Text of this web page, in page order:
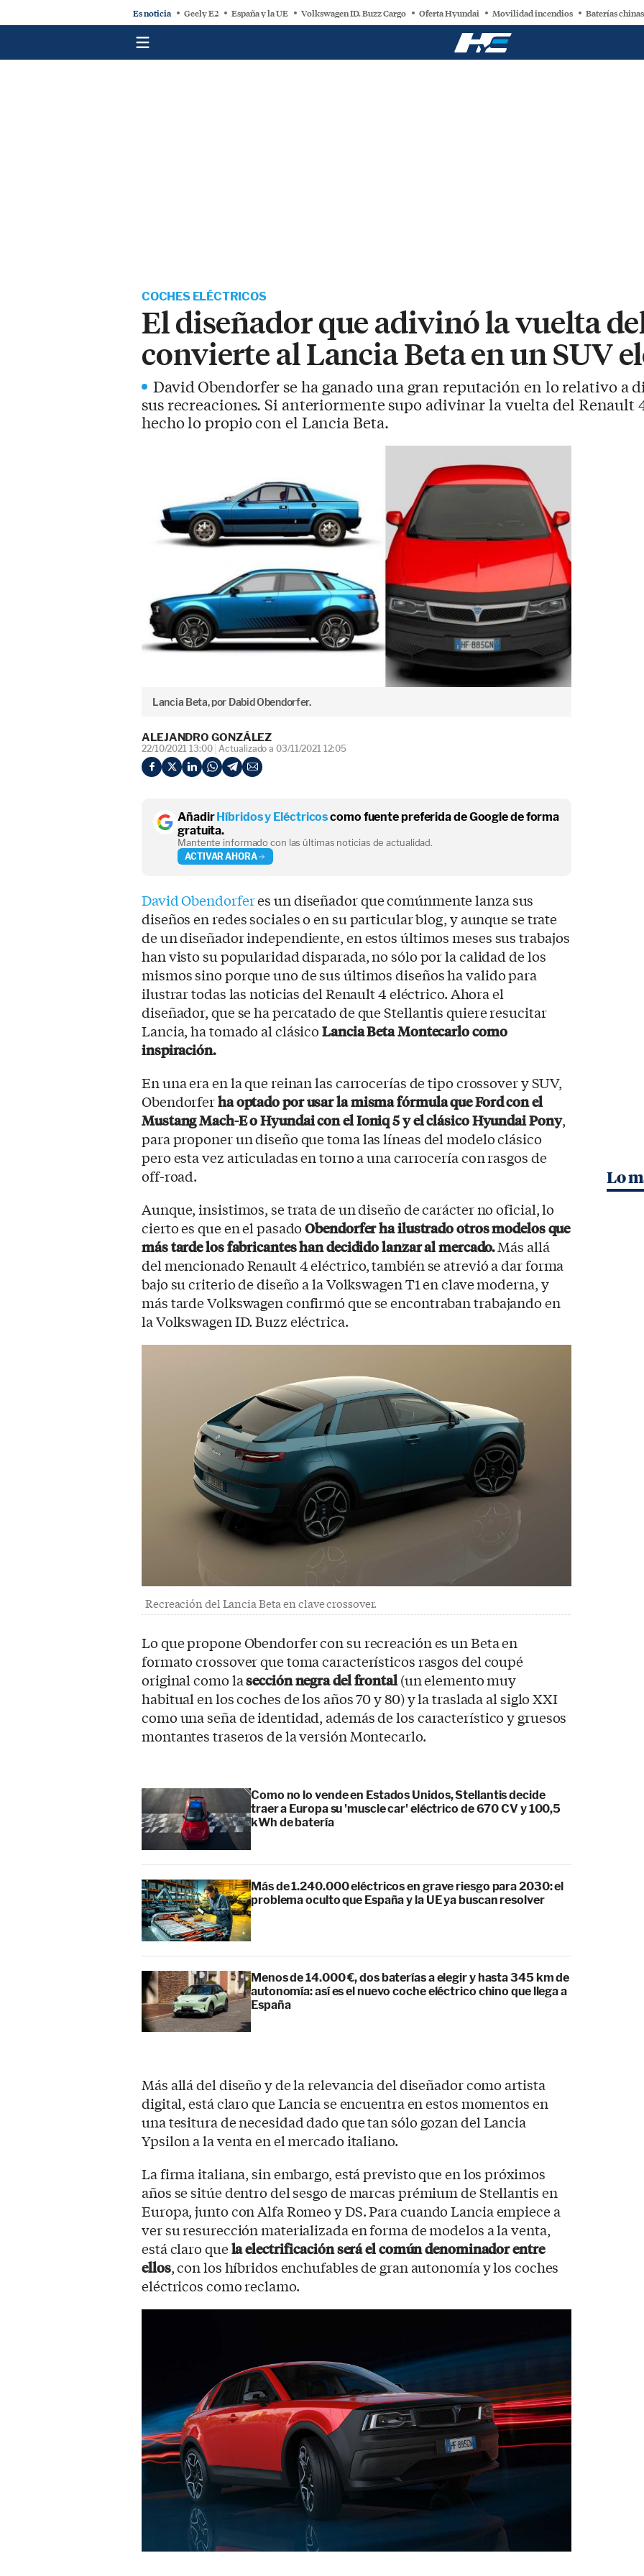
Es noticia Geely E2 España y la UE Volkswagen ID. Buzz Cargo Oferta Hyundai Movilidad incendios Baterías chinas
COCHES ELÉCTRICOS
El diseñador que adivinó la vuelta
convierte al Lancia Beta en un SUV
David Obendorfer se ha ganado una gran reputación en lo relativo a
sus recreaciones. Si anteriormente supo adivinar la vuelta del Renault
hecho lo propio con el Lancia Beta.
Lancia Beta, por Dabid Obendorfer.
ALEJANDRO GONZÁLEZ
22/10/2021 13:00 Actualizado a 03/11/2021 12:05
AñadirHíbridos y Eléctricoscomo fuente preferida de Google de forma
gratuita.
Mantente informado con las últimas noticias de actualidad.
ACTIVAR AHORA
David Obendorferes un diseñador que comúnmente lanza sus
diseños en redes sociales o en su particular blog, y aunque se trate
de un diseñador independiente, en estos últimos meses sus trabajos
han visto su popularidad disparada, no sólo por la calidad de los
mismos sino porque uno de sus últimos diseños ha valido para
ilustrar todas las noticias del Renault 4 eléctrico. Ahora el
diseñador, que se ha percatado de que Stellantis quiere resucitar
Lancia, ha tomado al clásicoLancia Beta Montecarlo como
inspiración.
En una era en la que reinan las carrocerías de tipo crossover y SUV,
Obendorferha optado por usar la misma fórmula que Ford con el
Mustang Mach-E o Hyundai con el Ioniq 5 y el clásico Hyundai Pony,
para proponer un diseño que toma las líneas del modelo clásico
pero esta vez articuladas en torno a una carrocería con rasgos de
off-road.
Aunque, insistimos, se trata de un diseño de carácter no oficial, lo
cierto es que en el pasadoObendorfer ha ilustrado otros modelos que
más tarde los fabricantes han decidido lanzar al mercado.Más allá
del mencionado Renault 4 eléctrico, también se atrevió a dar forma
bajo su criterio de diseño a la Volkswagen T1 en clave moderna, y
más tarde Volkswagen confirmó que se encontraban trabajando en
la Volkswagen ID. Buzz eléctrica.
Recreación del Lancia Beta en clave crossover.
Lo que propone Obendorfer con su recreación es un Beta en
formato crossover que toma característicos rasgos del coupé
original como lasección negra del frontal(un elemento muy
habitual en los coches de los años 70 y 80) y la traslada al siglo XXI
como una seña de identidad, además de los característico y gruesos
montantes traseros de la versión Montecarlo.
Como no lo vende en Estados Unidos, Stellantis decide
traer a Europa su 'muscle car' eléctrico de 670 CV y 100,5
kWh de batería
Más de 1.240.000 eléctricos en grave riesgo para 2030: el
problema oculto que España y la UE ya buscan resolver
Menos de 14.000 €, dos baterías a elegir y hasta 345 km de
autonomía: así es el nuevo coche eléctrico chino que llega a
España
Más allá del diseño y de la relevancia del diseñador como artista
digital, está claro que Lancia se encuentra en estos momentos en
una tesitura de necesidad dado que tan sólo gozan del Lancia
Ypsilon a la venta en el mercado italiano.
La firma italiana, sin embargo, está previsto que en los próximos
años se sitúe dentro del sesgo de marcas prémium de Stellantis en
Europa, junto con Alfa Romeo y DS. Para cuando Lancia empiece a
ver su resurección materializada en forma de modelos a la venta,
está claro quela electrificación será el común denominador entre
ellos, con los híbridos enchufables de gran autonomía y los coches
eléctricos como reclamo.
Lo